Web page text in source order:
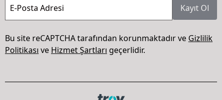
E-Posta Adresi Kayıt Ol
Bu site reCAPTCHA tarafından korunmaktadır ve Gizlilik
Politikası ve Hizmet Şartları geçerlidir.